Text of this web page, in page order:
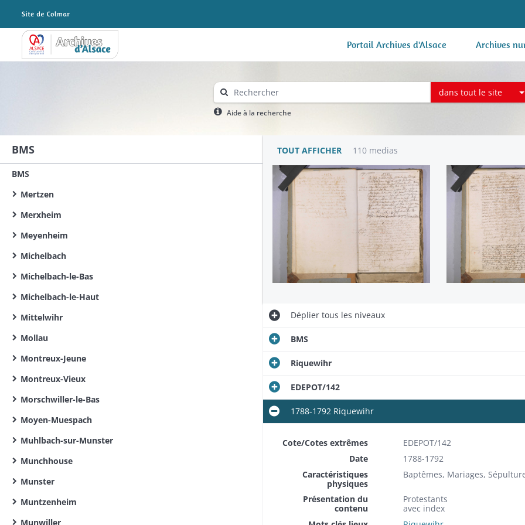
Archives Alsace - Colmar Portail Archives d'Alsace Archives
dans tout le site
Aide à la recherche
BMS
BMS
Mertzen
Merxheim
Meyenheim
Michelbach
Michelbach-le-Bas
Michelbach-le-Haut
Mittelwihr
Mollau
Montreux-Jeune
Montreux-Vieux
Morschwiller-le-Bas
Moyen-Muespach
Muhlbach-sur-Munster
Munchhouse
Munster
Muntzenheim
Munwiller
TOUT AFFICHER 110 medias
Dépliertous les niveaux
BMS
Riquewihr
EDEPOT/142
1788-1792 Riquewihr
Cote/Cotes extrêmes
EDEPOT/142
Date
1788-1792
Caractéristiques
physiques
Baptêmes, Mariages,
Présentation du
contenu
Protestants
avec index